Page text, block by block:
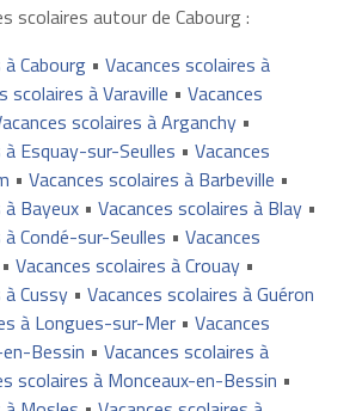
scolaires autour de Cabourg :
Cabourg• Vacances scolaires à
scolaires à Varaville • Vacances
scolaires à Arganchy•
Esquay-sur-Seulles • Vacances
• Vacances scolaires à Barbeville •
Bayeux• Vacances scolaires à Blay•
Condé-sur-Seulles • Vacances
• Vacances scolaires à Crouay•
Cussy• Vacances scolaires à Guéron
à Longues-sur-Mer• Vacances
Bessin • Vacances scolaires à
scolaires à Monceaux-en-Bessin •